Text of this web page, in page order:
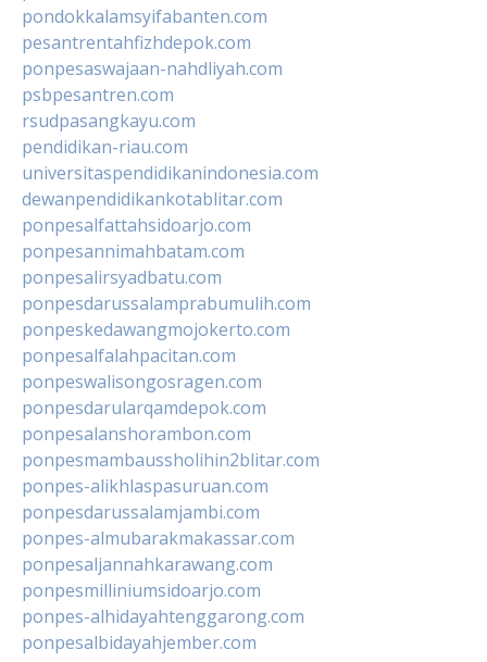
pondokkalamsyifabanten.com
pesantrentahfizhdepok.com
ponpesaswajaan-nahdliyah.com
psbpesantren.com
rsudpasangkayu.com
pendidikan-riau.com
universitaspendidikanindonesia.com
dewanpendidikankotablitar.com
ponpesalfattahsidoarjo.com
ponpesannimahbatam.com
ponpesalirsyadbatu.com
ponpesdarussalamprabumulih.com
ponpeskedawangmojokerto.com
ponpesalfalahpacitan.com
ponpeswalisongosragen.com
ponpesdarularqamdepok.com
ponpesalanshorambon.com
ponpesmambaussholihin2blitar.com
ponpes-alikhlaspasuruan.com
ponpesdarussalamjambi.com
ponpes-almubarakmakassar.com
ponpesaljannahkarawang.com
ponpesmilliniumsidoarjo.com
ponpes-alhidayahtenggarong.com
ponpesalbidayahjember.com